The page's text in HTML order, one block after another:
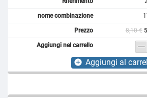
8,10 €
add_circle Aggiungi al